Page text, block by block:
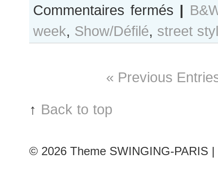
Commentaires fermés sur
B&W
Day
#249
2016
|
week, Show/Défilé, street
« Previous
↑ Back to top
© 2026 Theme SWINGING-PARIS